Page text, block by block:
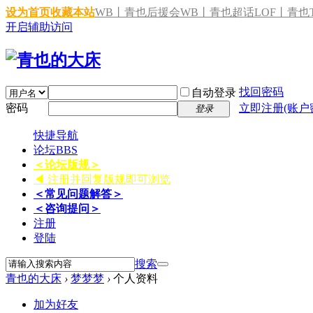
设为首页收藏本站WB丨青也后援会WB丨青也超话LOF丨青也
开启辅助访问
自动登录 找回密码
密码
登录 立即注册(账
快捷导航
论坛BBS
＜论坛版规＞
◀ 注册并回复版规即可浏览
＜常见问题解答＞
＜咨询提问＞
注册
登陆
搜索
青也的大床 › 梦梦梦 › 个人资料
加为好友